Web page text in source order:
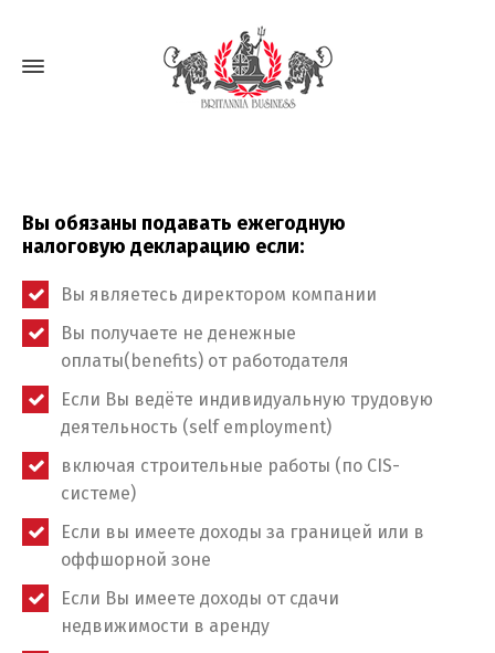
Вы обязаны подавать ежегодную
налоговую декларацию если:
Вы являетесь директором компании
Вы получаете не денежные
оплаты(benefits) от работодателя
Если Вы ведёте индивидуальную трудовую
деятельность (self employment)
включая строительные работы (по CIS-
системе)
Если вы имеете доходы за границей или в
оффшорной зоне
Если Вы имеете доходы от сдачи
недвижимости в аренду